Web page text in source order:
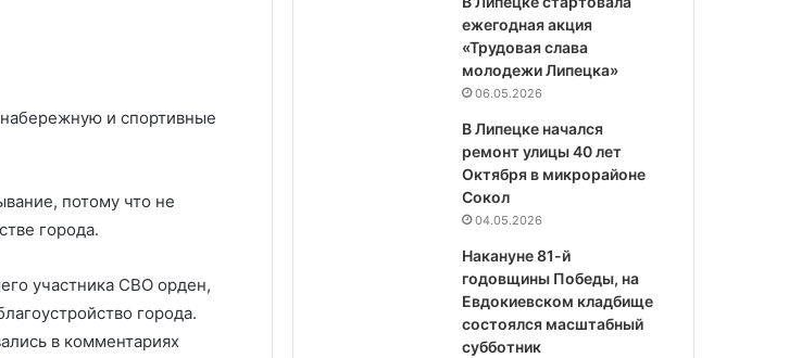
потому что не
города.
участника СВО орден,
города.
в комментариях
ежегодная акция
«Трудовая слава
молодежи Липецка»
06.05.2026
В Липецке начался
ремонт улицы 40 лет
Октября в микрорайоне
Сокол
04.05.2026
Накануне 81-й
годовщины Победы, на
Евдокиевском кладбище
состоялся масштабный
субботник